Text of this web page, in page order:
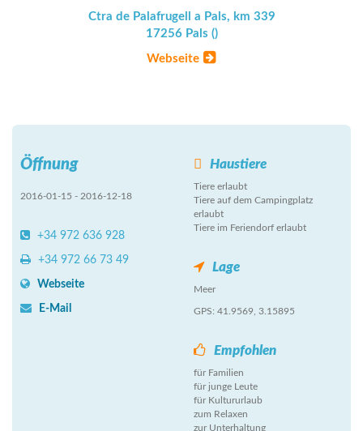
Ctra de Palafrugell a Pals, km 339
17256 Pals ()
Webseite
Öffnung
2016-01-15 - 2016-12-18
+34 972 636 928
+34 972 66 73 49
Webseite
E-Mail
Haustiere
Tiere erlaubt
Tiere auf dem Campingplatz
erlaubt
Tiere im Feriendorf erlaubt
Lage
Meer
GPS: 41.9569, 3.15895
Empfohlen
für Familien
für junge Leute
für Kultururlaub
zum Relaxen
zur Unterhaltung